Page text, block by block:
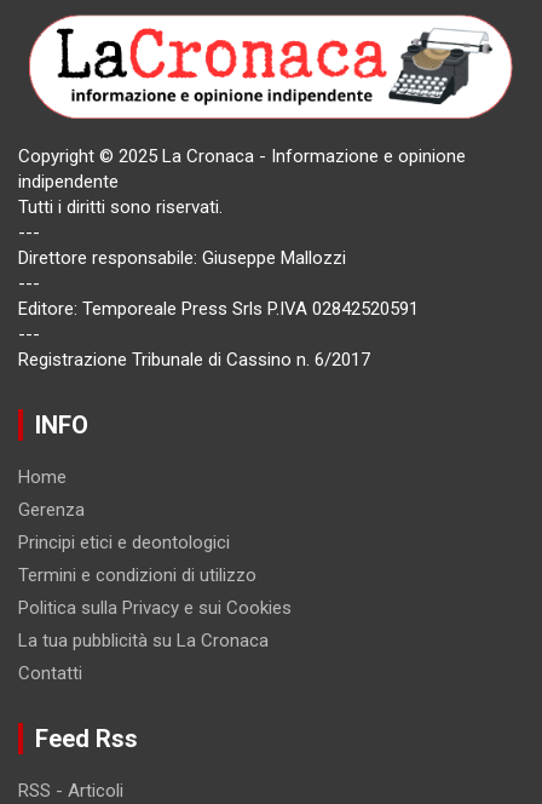
Copyright © 2025 La Cronaca - Informazione e opinione
indipendente
Tutti i diritti sono riservati.
---
Direttore responsabile: Giuseppe Mallozzi
---
Editore: Temporeale Press Srls P.IVA 02842520591
---
Registrazione Tribunale di Cassino n. 6/2017
INFO
Home
Gerenza
Principi etici e deontologici
Termini e condizioni di utilizzo
Politica sulla Privacy e sui Cookies
La tua pubblicità su La Cronaca
Contatti
Feed Rss
RSS - Articoli